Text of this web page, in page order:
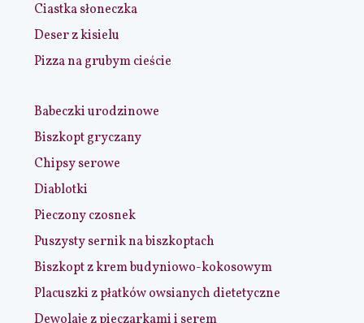
Ciastka słoneczka
Deser z kisielu
Pizza na grubym cieście
Babeczki urodzinowe
Biszkopt gryczany
Chipsy serowe
Diablotki
Pieczony czosnek
Puszysty sernik na biszkoptach
Biszkopt z krem budyniowo-kokosowym
Placuszki z płatków owsianych dietetyczne